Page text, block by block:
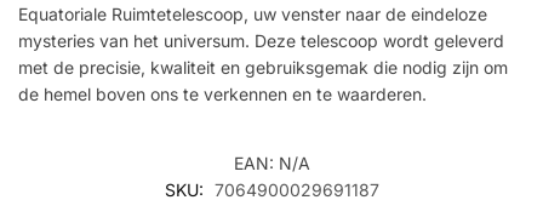
Equatoriale Ruimtetelescoop, uw venster naar de eindeloze
mysteries van het universum. Deze telescoop wordt geleverd
met de precisie, kwaliteit en gebruiksgemak die nodig zijn om
de hemel boven ons te verkennen en te waarderen.
EAN: N/A
SKU: 7064900029691187